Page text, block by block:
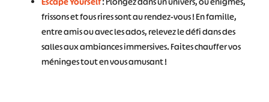
frissons et fous rires sont au rendez-vous ! En famille,
entre amis ou avec les ados, relevez le défi dans des
salles aux ambiances immersives. Faites chauffer vos
méninges tout en vous amusant !